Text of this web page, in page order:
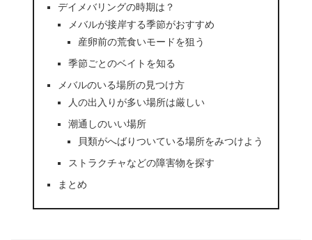
デイメバリングの時期は？
メバルが接岸する季節がおすすめ
産卵前の荒食いモードを狙う
季節ごとのベイトを知る
メバルのいる場所の見つけ方
人の出入りが多い場所は厳しい
潮通しのいい場所
貝類がへばりついている場所をみつけよう
ストラクチャなどの障害物を探す
まとめ